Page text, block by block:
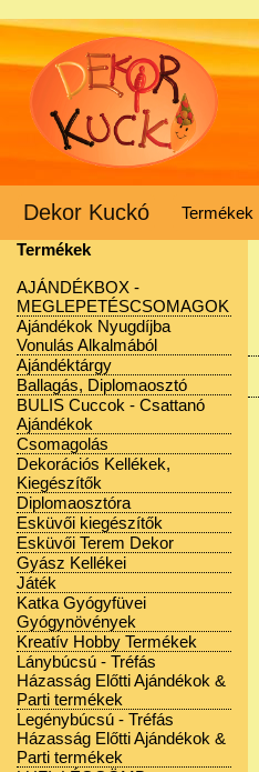
Dekor Kuckó Termékek
Termékek
AJÁNDÉKBOX -
MEGLEPETÉSCSOMAGOK
Ajándékok Nyugdíjba
Vonulás Alkalmából
Ajándéktárgy
Ballagás, Diplomaosztó
BULIS Cuccok - Csattanó
Ajándékok
Csomagolás
Dekorációs Kellékek,
Kiegészítők
Diplomaosztóra
Esküvői kiegészítők
Esküvői Terem Dekor
Gyász Kellékei
Játék
Katka Gyógyfüvei
Gyógynövények
Kreatív Hobby Termékek
Lánybúcsú - Tréfás
Házasság Előtti Ajándékok &
Parti termékek
Legénybúcsú - Tréfás
Házasság Előtti Ajándékok &
Parti termékek